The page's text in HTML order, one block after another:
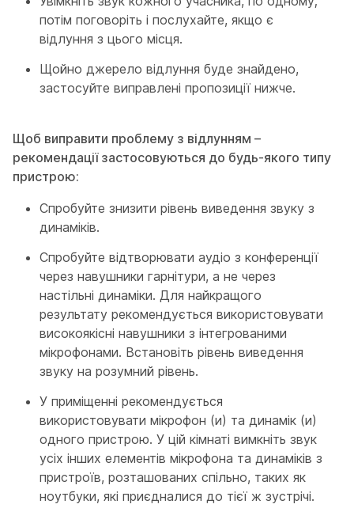
потім поговоріть і послухайте, якщо є
відлуння з цього місця.
Щойно джерело відлуння буде знайдено,
застосуйте виправлені пропозиції нижче.
Щоб виправити проблему з відлунням –
рекомендації застосовуються до будь-якого типу
пристрою:
Спробуйте знизити рівень виведення звуку з
динаміків.
Спробуйте відтворювати аудіо з конференції
через навушники гарнітури, а не через
настільні динаміки. Для найкращого
результату рекомендується використовувати
високоякісні навушники з інтегрованими
мікрофонами. Встановіть рівень виведення
звуку на розумний рівень.
У приміщенні рекомендується
використовувати мікрофон (и) та динамік (и)
одного пристрою. У цій кімнаті вимкніть звук
усіх інших елементів мікрофона та динаміків з
пристроїв, розташованих спільно, таких як
ноутбуки, які приєдналися до тієї ж зустрічі.